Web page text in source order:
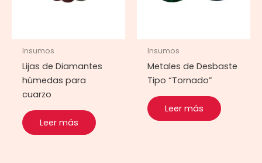
Insumos
Lijas de Diamantes
húmedas para
cuarzo
Leer más
Insumos
Metales de Desbaste
Tipo “Tornado”
Leer más